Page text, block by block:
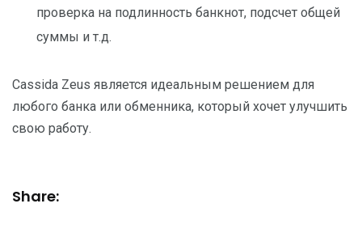
проверка на подлинность банкнот, подсчет общей
суммы и т.д.
Cassida Zeus является идеальным решением для
любого банка или обменника, который хочет улучшить
свою работу.
Share: